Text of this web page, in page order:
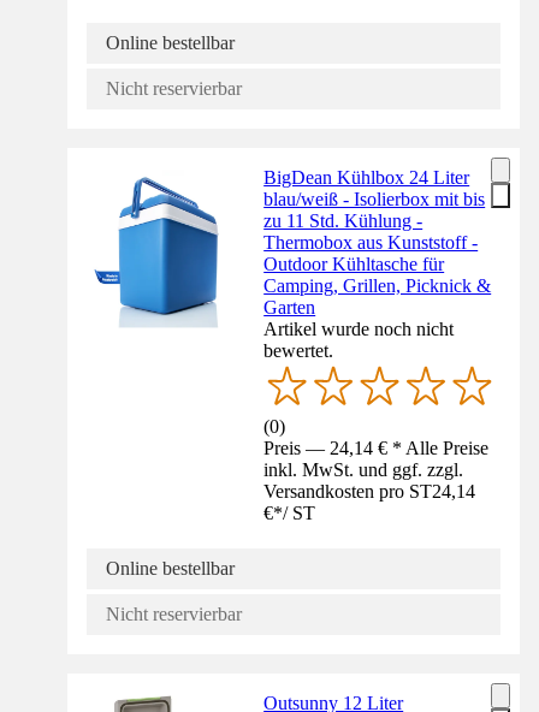
Online bestellbar
Nicht reservierbar
BigDean Kühlbox 24 Liter
blau/weiß - Isolierbox mit bis
zu 11 Std. Kühlung -
Thermobox aus Kunststoff -
Outdoor Kühltasche für
Camping, Grillen, Picknick &
Garten
Artikel wurde noch nicht
bewertet.
(0)
Preis — 24,14 € * Alle Preise
inkl. MwSt. und ggf. zzgl.
Versandkosten pro ST24,14
€*/ ST
Online bestellbar
Nicht reservierbar
Outsunny 12 Liter